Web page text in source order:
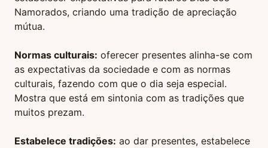
Namorados, criando uma tradição de apreciação
mútua.
Normas culturais: oferecer presentes alinha-se com
as expectativas da sociedade e com as normas
culturais, fazendo com que o dia seja especial.
Mostra que está em sintonia com as tradições que
muitos prezam.
Estabelece tradições: ao dar presentes, estabelece